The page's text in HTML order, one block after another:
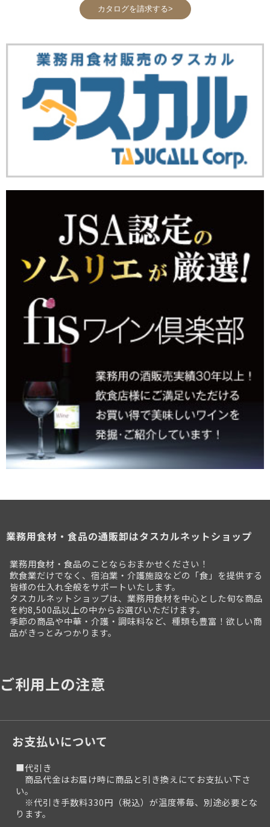
カタログを請求する>
業務用食材・食品の通販卸はタスカルネットショップ
業務用食材・食品のことならおまかせください！
飲食業だけでなく、宿泊業・介護施設などの「食」を提供する
皆様の仕入れ全般をサポートいたします。
タスカルネットショップは、業務用食材を中心とした旬な商品
を約8,500品以上の中からお選びいただけます。
季節の商品や中華・介護・調味料など、種類も豊富！欲しい商
品がきっとみつかります。
ご利用上の注意
お支払いについて
■代引き
商品代金はお届け時に商品と引き換えにてお支払い下さ
い。
※代引き手数料330円（税込）が温度帯毎、別途必要とな
ります。